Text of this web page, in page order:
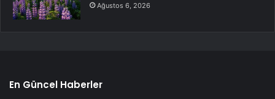
Ağustos 6, 2026
En Güncel Haberler